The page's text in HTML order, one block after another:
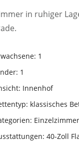
in ruhiger
1
1
Innenhof
klassisches
Einzelzimmer
40-Zoll